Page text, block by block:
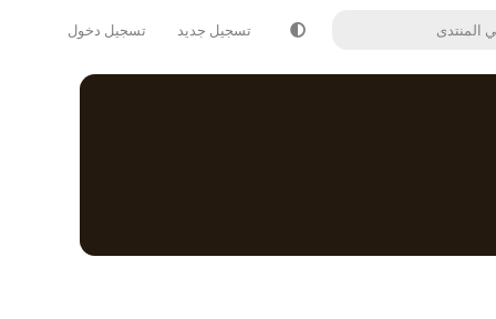
تسجيل جديد تسجيل دخول